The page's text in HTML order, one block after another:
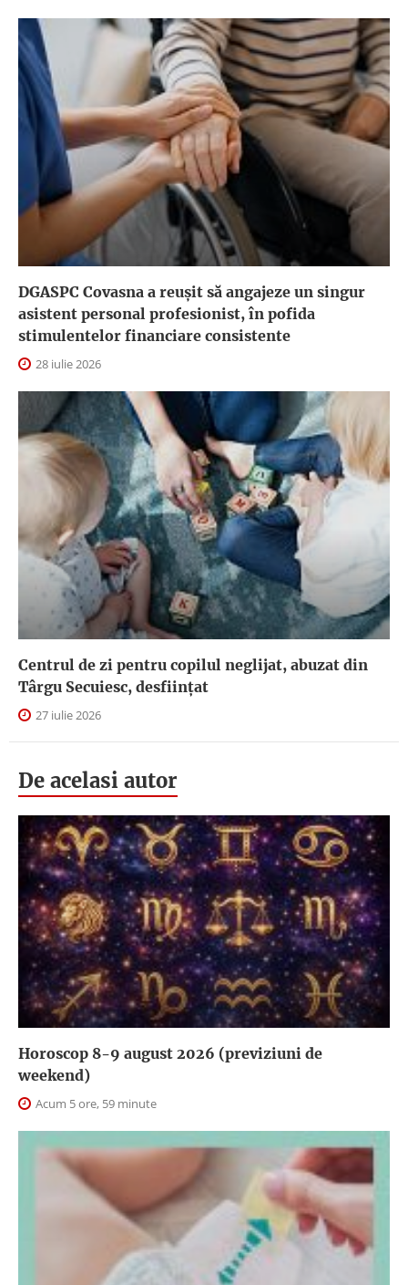
DGASPC Covasna a reuşit să angajeze un singur
asistent personal profesionist, în pofida
stimulentelor financiare consistente
28 iulie 2026
Centrul de zi pentru copilul neglijat, abuzat din
Târgu Secuiesc, desfiinţat
27 iulie 2026
De acelasi autor
Horoscop 8-9 august 2026 (previziuni de
weekend)
Acum 5 ore, 59 minute